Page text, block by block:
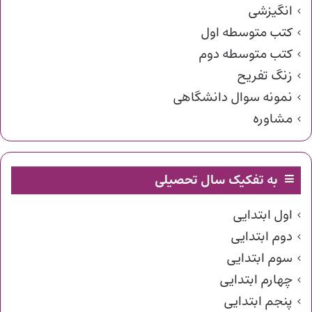
انگیزشی
کتب متوسطه اول
کتب متوسطه دوم
زنگ تفریح
نمونه سوال دانشگاهی
مشاوره
به تفکیک سال تحصیلی
اول ابتدایی
دوم ابتدایی
سوم ابتدایی
چهارم ابتدایی
پنجم ابتدایی